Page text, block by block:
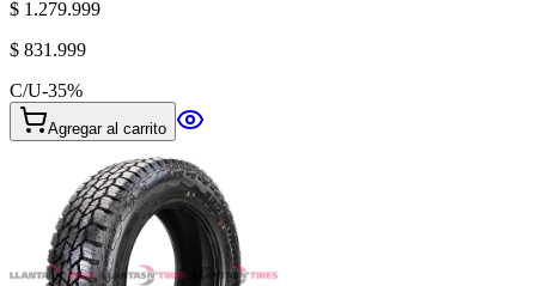
$ 1.279.999
$ 831.999
C/U-35%
Agregar al carrito